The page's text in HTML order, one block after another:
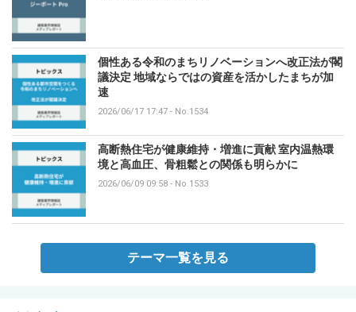
個性ある令和のまちリノベーションへ改正法が閣
議決定 地域ならではの資産を活かしたまちが加
速
2026/06/17 17:47 - No.1534
高断熱住宅が健康維持・増進に貢献 室内温熱環
境と高血圧、骨粗鬆との関係も明らかに
2026/06/09 09:58 - No.1533
テーマ一覧を見る